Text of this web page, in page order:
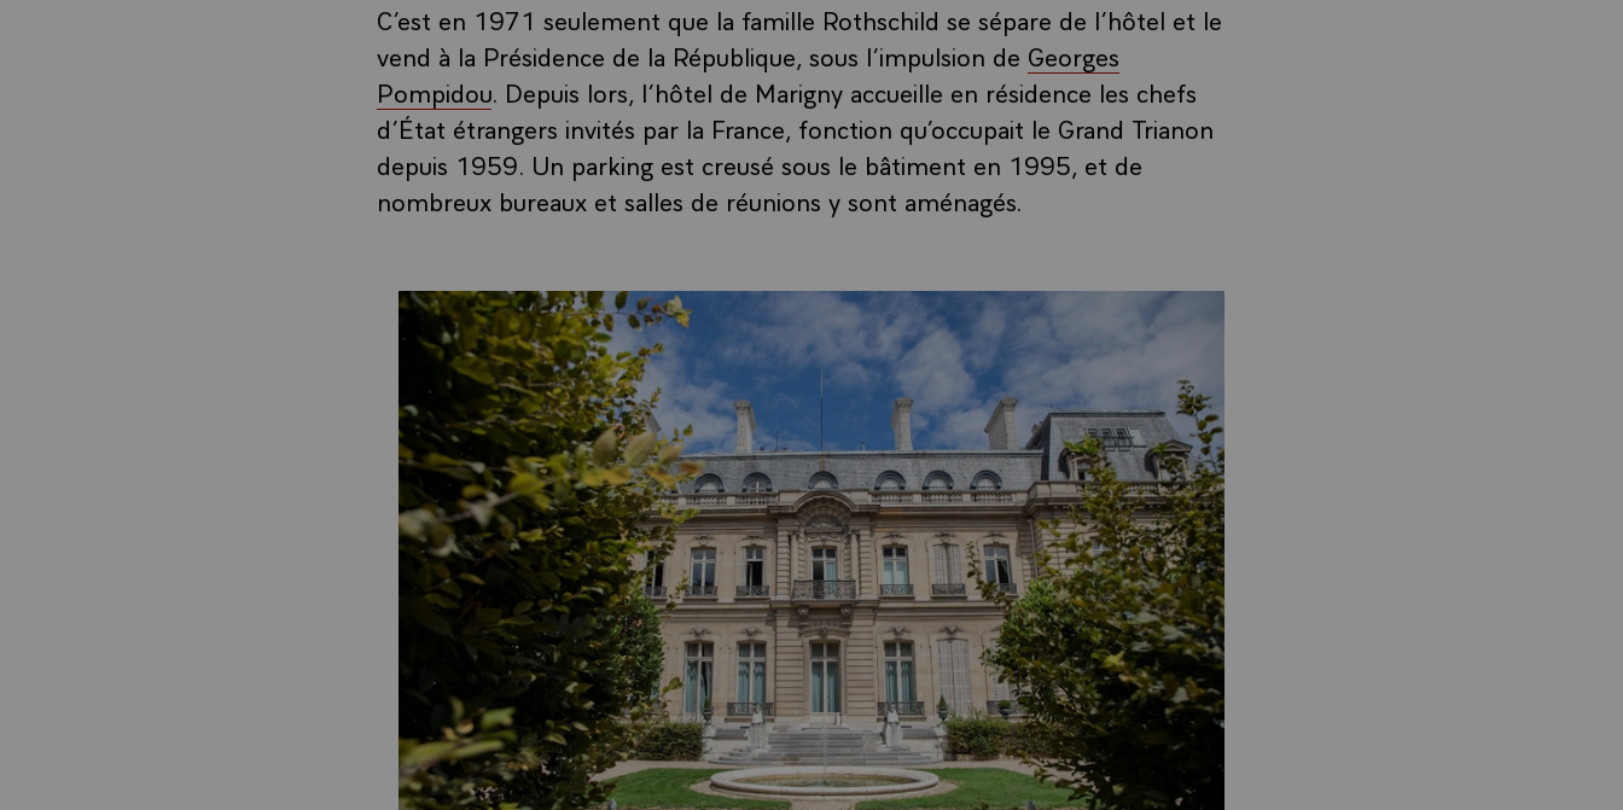
C’est en 1971 seulement que la famille Rothschild se sépare de l’hôtel et le
vend à la Présidence de la République, sous l’impulsion de Georges
Pompidou. Depuis lors, l’hôtel de Marigny accueille en résidence les chefs
d’État étrangers invités par la France, fonction qu’occupait le Grand Trianon
depuis 1959. Un parking est creusé sous le bâtiment en 1995, et de
nombreux bureaux et salles de réunions y sont aménagés.